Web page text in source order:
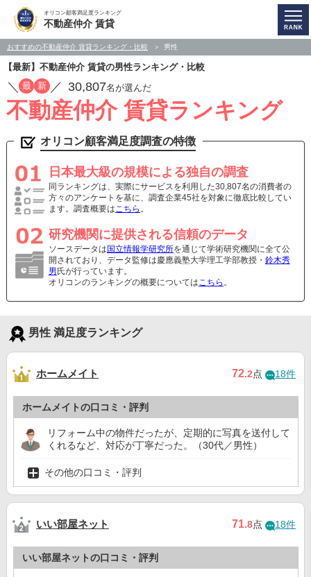
オリコン顧客満足度ランキング
不動産仲介 賃貸
おすすめの不動産仲介 賃貸ランキング・比較 男性
【最新】不動産仲介 賃貸の男性ランキング・比較
／ 最 新 ／ 30,807名が選んだ
不動産仲介 賃貸ランキング
オリコン顧客満足度調査の特徴
日本最大級の規模による独自の調査
同ランキングは、実際にサービスを利用した30,807名の消費者の
方々のアンケートを基に、調査企業45社を対象に徹底比較してい
ます。調査概要はこちら 。
研究機関に提供される信頼のデータ
ソースデータは 国立情報学研究所を通じて学術研究機関に全て公
開されており、データ監修は慶應義塾大学理工学部教授・ 鈴木秀
男 氏が行っています。
オリコンのランキングの概要についてはこちら 。
男性 満足度ランキング
ホームメイト 72.2点 18件
ホームメイトの口コミ・評判
リフォーム中の物件だったが、定期的に写真を送付して
くれるなど、対応が丁寧だった。（30代／男性）
その他の口コミ・評判
いい部屋ネット 71.8点 18件
いい部屋ネットの口コミ・評判